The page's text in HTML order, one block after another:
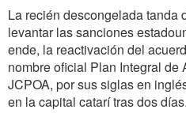
La recién descongelada tanda
levantar las sanciones
ende, la reactivación del
nombre oficial Plan Integral de
JCPOA, por sus siglas en
en la capital catarí tras dos días.